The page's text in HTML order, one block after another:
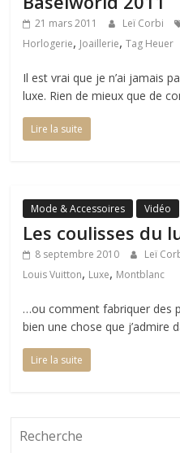
21 mars 2011 Leï Corbi
Horlogerie, Joaillerie,Tag Heuer
Il est vrai que je n’ai jamais
luxe. Rien de mieux que de
Lire la suite
Mode & Accessoires Vidéo
Les coulisses du
8 septembre 2010 Leï
Louis Vuitton, Luxe, Montblanc
…ou comment fabriquer des
bien une chose que j’admire
Lire la suite